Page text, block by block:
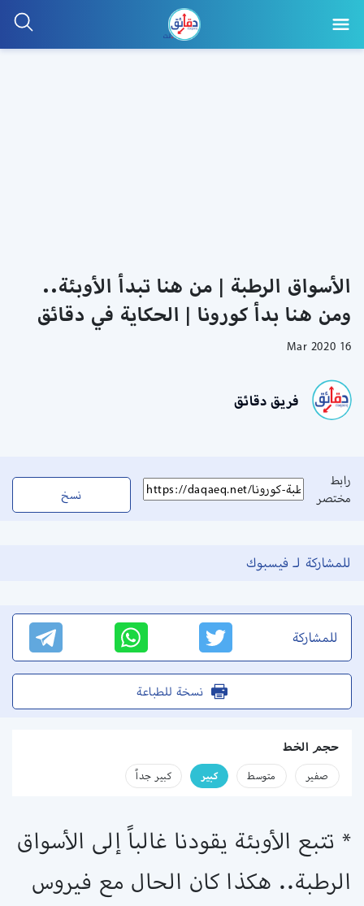
الأسواق الرطبة | من هنا تبدأ الأوبئة..
ومن هنا بدأ كورونا | الحكاية في دقائق
16 Mar 2020
فريق دقائق
رابط
مختصر
نسخ
للمشاركة لـ فيسبوك
للمشاركة
نسخة للطباعة
حجم الخط
صفير متوسط كبير كبير جداً
* تتبع الأوبئة يقودنا غالباً إلى الأسواق
الرطبة.. هكذا كان الحال مع فيروس